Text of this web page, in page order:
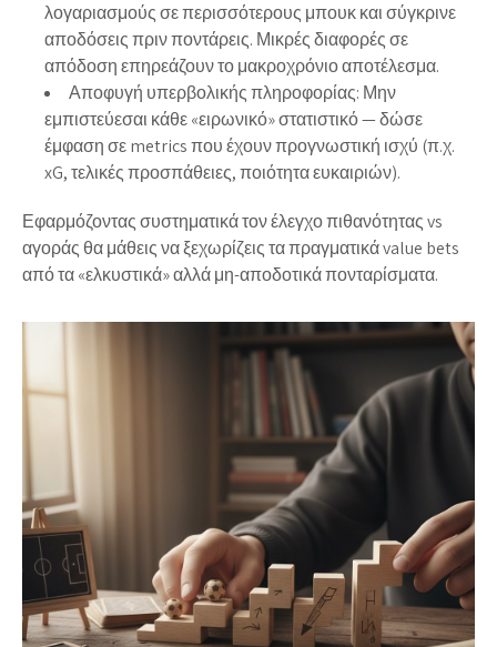
λογαριασμούς σε περισσότερους μπουκ και σύγκρινε
αποδόσεις πριν ποντάρεις. Μικρές διαφορές σε
απόδοση επηρεάζουν το μακροχρόνιο αποτέλεσμα.
Αποφυγή υπερβολικής πληροφορίας: Μην
εμπιστεύεσαι κάθε «ειρωνικό» στατιστικό — δώσε
έμφαση σε metrics που έχουν προγνωστική ισχύ (π.χ.
xG, τελικές προσπάθειες, ποιότητα ευκαιριών).
Εφαρμόζοντας συστηματικά τον έλεγχο πιθανότητας vs
αγοράς θα μάθεις να ξεχωρίζεις τα πραγματικά value bets
από τα «ελκυστικά» αλλά μη-αποδοτικά πονταρίσματα.